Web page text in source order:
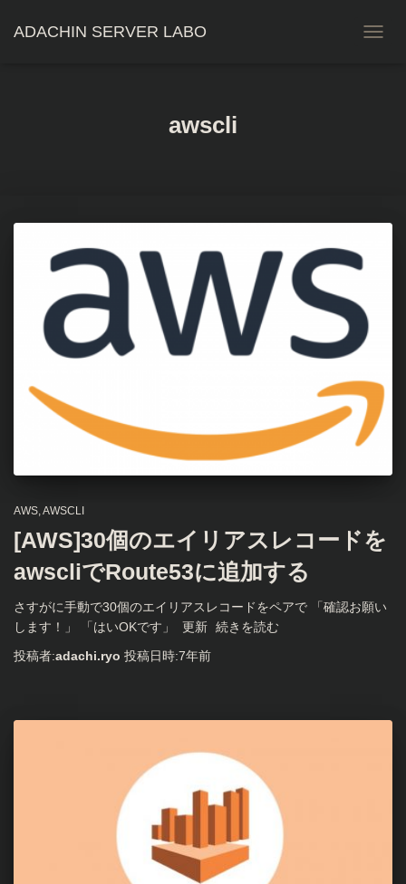
ADACHIN SERVER LABO
awscli
AWS AWSCLI
[AWS]30個のエイリアスレコードを
awscliでRoute53に追加する
さすがに手動で30個のエイリアスレコードをペアで 「確認お願い
します！」 「はいOKです」 更新 続きを読む
投稿者:adachi.ryo 投稿日時:7年前